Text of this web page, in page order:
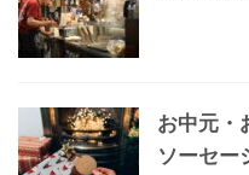
お中元・
ソーセー